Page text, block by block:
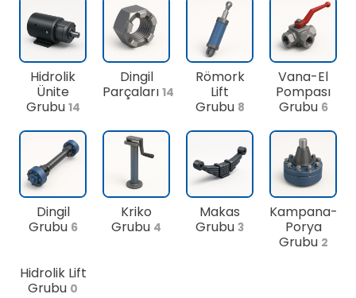
Hidrolik
Ünite
Grubu 14
Dingil
Parçaları 14
Römork
Lift
Grubu 8
Vana-El
Pompası
Grubu 6
Dingil
Grubu 6
Kriko
Grubu 4
Makas
Grubu 3
Kampana-
Porya
Grubu 2
Hidrolik Lift
Grubu 0